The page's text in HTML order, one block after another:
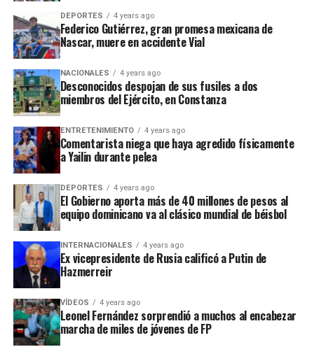
DEPORTES 4 years ago
Federico Gutiérrez, gran promesa mexicana de
Nascar, muere en accidente Vial
NACIONALES 4 years ago
Desconocidos despojan de sus fusiles a dos
miembros del Ejército, en Constanza
ENTRETENIMIENTO 4 years ago
Comentarista niega que haya agredido físicamente
a Yailin durante pelea
DEPORTES 4 years ago
El Gobierno aporta más de 40 millones de pesos al
equipo dominicano va al clásico mundial de béisbol
INTERNACIONALES 4 years ago
Ex vicepresidente de Rusia calificó a Putin de
Hazmerreir
VÍDEOS 4 years ago
Leonel Fernández sorprendió a muchos al encabezar
marcha de miles de jóvenes de FP